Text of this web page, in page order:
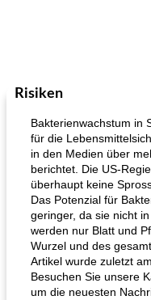
Risiken
Bakterienwachstum in
für die
in den Medien über
berichtet. Die US-
überhaupt keine
Das Potenzial für
geringer, da sie nicht
werden nur Blatt und
Wurzel und des
Artikel wurde zuletzt
Besuchen Sie unsere
um die neuesten